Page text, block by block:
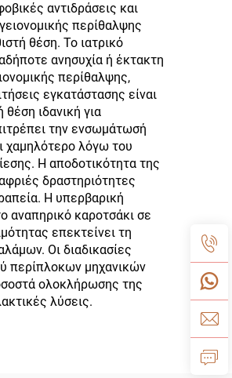
αντιδράσεις και
περίθαλψης
θέση. Το ιατρικό
ανησυχία ή έκτακτη
περίθαλψης,
εγκατάστασης είναι
ιδανική για
την ενσωμάτωσή
χαμηλότερο λόγω του
Η αποδοτικότητα της
δραστηριότητες
Η υπερβαρική
αναπηρικό καροτσάκι σε
επεκτείνει τη
Οι διαδικασίες
περίπλοκων μηχανικών
ολοκλήρωσης της
λύσεις.